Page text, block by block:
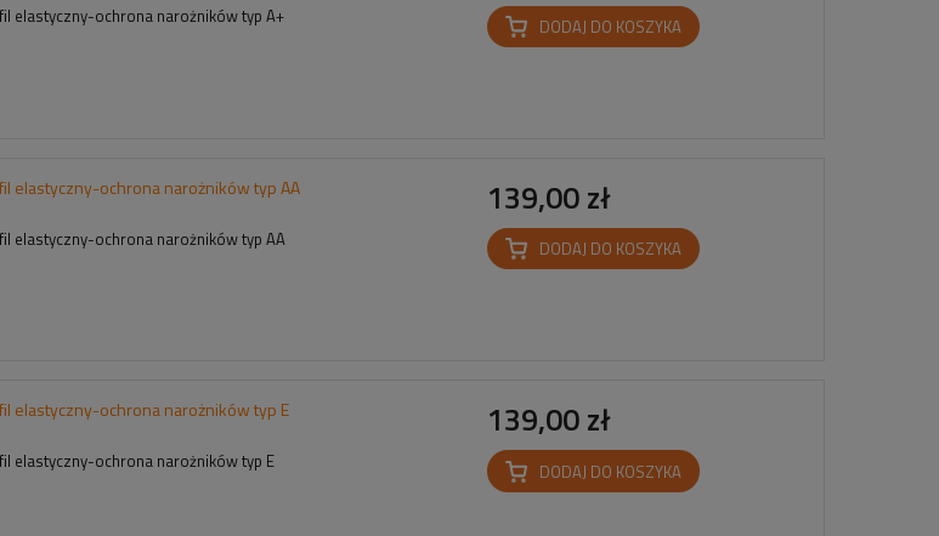
elastyczny-ochrona narożników typ A+ DODAJ DO KOSZYKA
elastyczny-ochrona narożników typ AA
elastyczny-ochrona narożników typ AA
139,00 zł
DODAJ DO KOSZYKA
elastyczny-ochrona narożników typ E
elastyczny-ochrona narożników typ E
139,00 zł
DODAJ DO KOSZYKA